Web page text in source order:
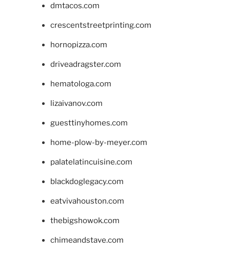
dmtacos.com
crescentstreetprinting.com
hornopizza.com
driveadragster.com
hematologa.com
lizaivanov.com
guesttinyhomes.com
home-plow-by-meyer.com
palatelatincuisine.com
blackdoglegacy.com
eatvivahouston.com
thebigshowok.com
chimeandstave.com